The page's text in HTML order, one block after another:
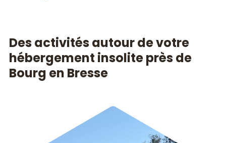
Des activités autour de votre
hébergement insolite près de
Bourg en Bresse